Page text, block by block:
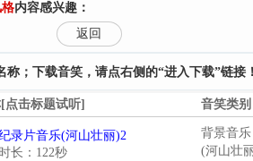
内容感兴趣：
返回
；下载音笑，请点右侧的“进入下载”链接！
点击标题试听] 音笑类别
录片音乐(河山壮丽)2
时长：122秒
背景音乐
(河山壮